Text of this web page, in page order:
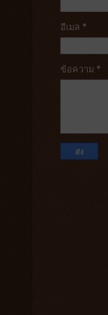
อีเมล *
ข้อความ *